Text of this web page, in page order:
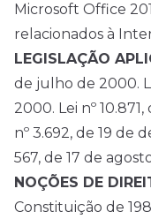
Microsoft Office
relacionados à
LEGISLAÇÃO
de julho de 2000.
2000. Lei nº
nº 3.692, de 19 de
567, de 17 de
NOÇÕES DE
Constituição de